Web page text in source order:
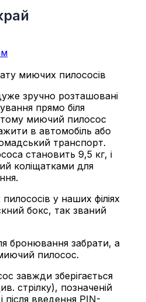
зручно розташовані
прямо біля
миючий пилосос
в автомобіль або
транспорт.
становить 9,5 кг, і
коліщатками для
у наших філіях
бокс, так званий
бронювання забрати, а
пилосос.
завжди зберігається
стрілку), позначеній
введення PIN-